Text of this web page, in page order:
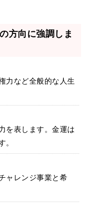
方向に強調しま
力など全般的な人生
を表します。金運は
。
ャレンジ事業と希